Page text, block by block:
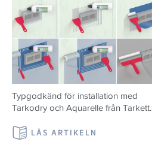
Typgodkänd för installation med
Tarkodry och Aquarelle från Tarkett.
LÄS ARTIKELN